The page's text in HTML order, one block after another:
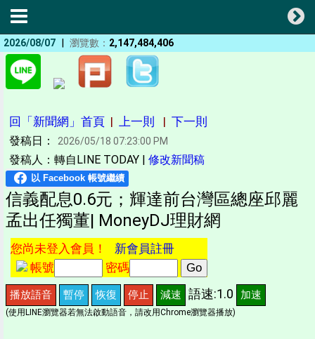
2026/08/07 | 瀏覽數： 2,147,484,406
回「新聞網」首頁 | 上一則 | 下一則
發稿日： 2026/05/18 07:23:00 PM
發稿人：轉自LINE TODAY | 修改新聞稿
信義配息0.6元；輝達前台灣區總座邱麗
孟出任獨董| MoneyDJ理財網
您尚未登入會員！ 新會員註冊
帳號
密碼
播放語音 暫停 恢復 停止 減速 語速:1.0 加速
(使用LINE瀏覽器若無法啟動語音，請改用Chrome瀏覽器播放)